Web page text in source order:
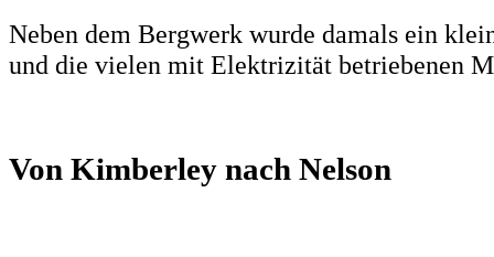
Neben dem Bergwerk wurde damals ein
und die vielen mit Elektrizität betriebenen
Von Kimberley nach Nelson